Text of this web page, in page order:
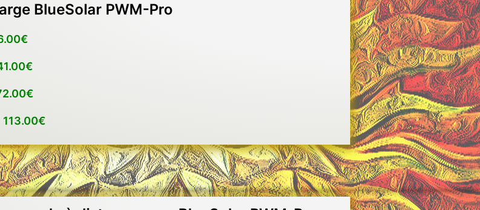
BlueSolar PWM-Pro
113.00€